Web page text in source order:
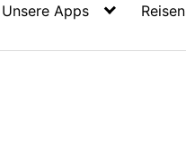
Unsere Apps Reisen